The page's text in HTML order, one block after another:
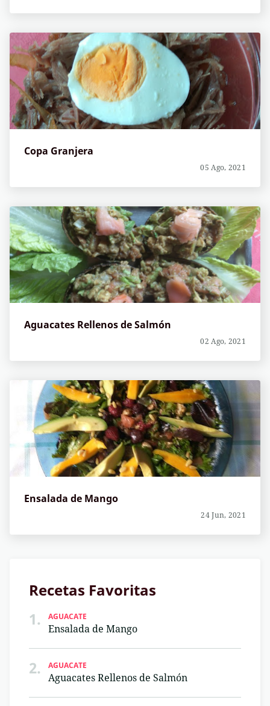
Copa Granjera
05 Ago, 2021
Aguacates Rellenos de Salmón
02 Ago, 2021
Ensalada de Mango
24 Jun, 2021
Recetas Favoritas
1.
AGUACATE
Ensalada de Mango
2. AGUACATE
Aguacates Rellenos de Salmón